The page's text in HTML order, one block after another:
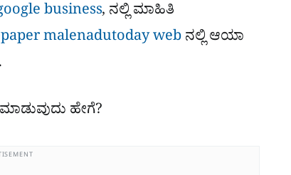
business, ನಲ್ಲಿ ಮಾಹಿತಿ
malenadutoday webನಲ್ಲಿ ಆಯಾ
ಹೇಗೆ?